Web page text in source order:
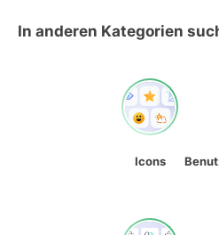
In anderen Kategorien
Icons